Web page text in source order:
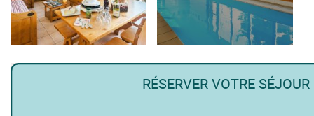
RÉSERVER VOTRE SÉJOUR